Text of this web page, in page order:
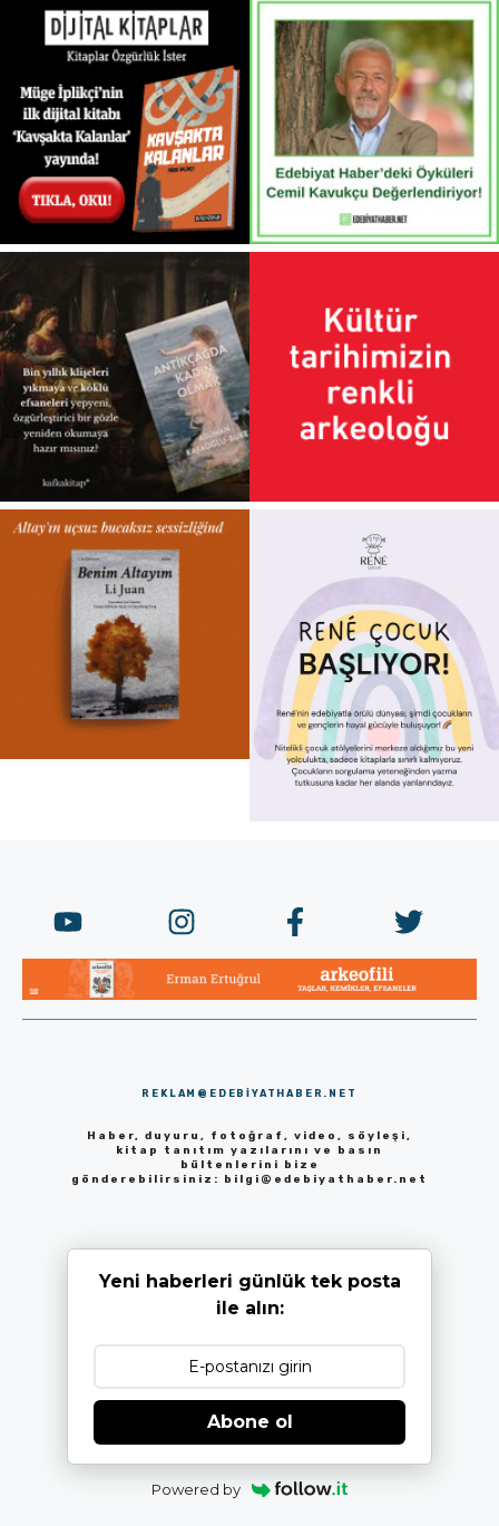
REKLAM@EDEBIYATHABER.NET
Haber, duyuru, fotoğraf, video, söyleşi,
kitap tanıtım yazılarını ve basın
bültenlerini bize
gönderebilirsiniz: bilgi@edebiyathaber.net
Yeni haberleri günlük tek posta
ile alın:
Abone ol
Powered by